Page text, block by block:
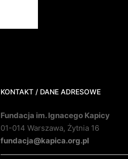
KONTAKT / DANE ADRESOWE
Fundacja im. Ignacego Kapicy
01-014 Warszawa, Żytnia 16
fundacja@kapica.org.pl